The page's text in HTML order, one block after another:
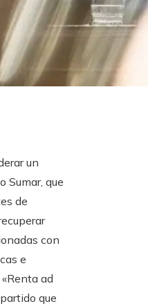
un
Sumar, que
de
con
e
ad
que